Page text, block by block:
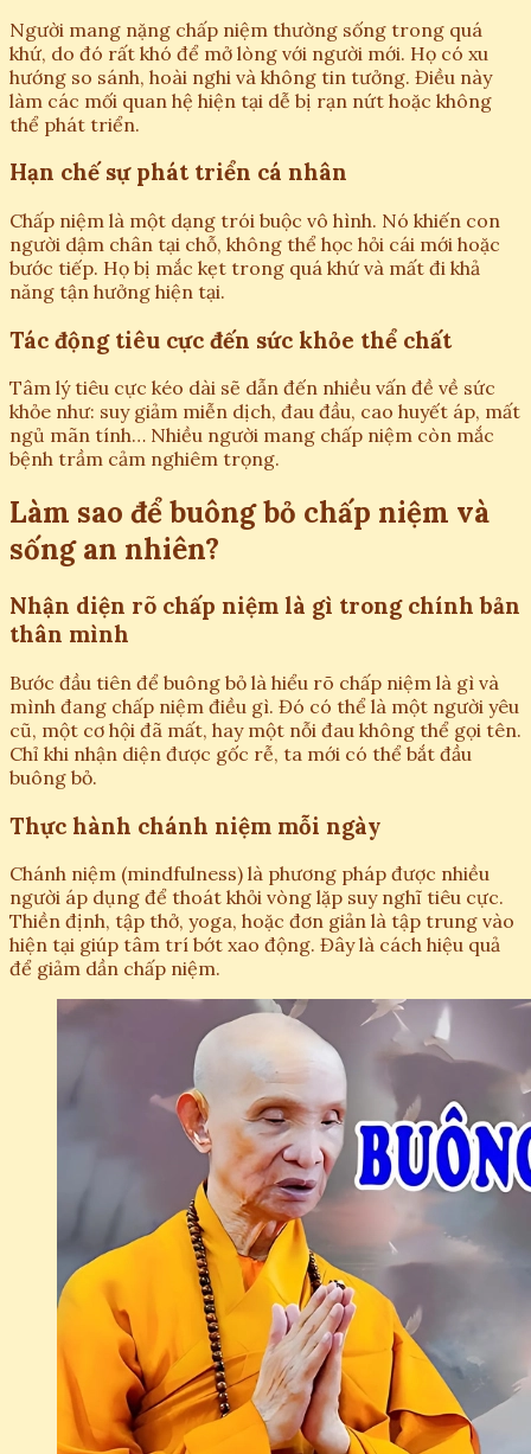
Người mang nặng chấp niệm thường sống trong quá
khứ, do đó rất khó để mở lòng với người mới. Họ có xu
hướng so sánh, hoài nghi và không tin tưởng. Điều này
làm các mối quan hệ hiện tại dễ bị rạn nứt hoặc không
thể phát triển.
Hạn chế sự phát triển cá nhân
Chấp niệm là một dạng trói buộc vô hình. Nó khiến con
người dậm chân tại chỗ, không thể học hỏi cái mới hoặc
bước tiếp. Họ bị mắc kẹt trong quá khứ và mất đi khả
năng tận hưởng hiện tại.
Tác động tiêu cực đến sức khỏe thể chất
Tâm lý tiêu cực kéo dài sẽ dẫn đến nhiều vấn đề về sức
khỏe như: suy giảm miễn dịch, đau đầu, cao huyết áp, mất
ngủ mãn tính… Nhiều người mang chấp niệm còn mắc
bệnh trầm cảm nghiêm trọng.
Làm sao để buông bỏ chấp niệm và
sống an nhiên?
Nhận diện rõ chấp niệm là gì trong chính bản
thân mình
Bước đầu tiên để buông bỏ là hiểu rõ chấp niệm là gì và
mình đang chấp niệm điều gì. Đó có thể là một người yêu
cũ, một cơ hội đã mất, hay một nỗi đau không thể gọi tên.
Chỉ khi nhận diện được gốc rễ, ta mới có thể bắt đầu
buông bỏ.
Thực hành chánh niệm mỗi ngày
Chánh niệm (mindfulness) là phương pháp được nhiều
người áp dụng để thoát khỏi vòng lặp suy nghĩ tiêu cực.
Thiền định, tập thở, yoga, hoặc đơn giản là tập trung vào
hiện tại giúp tâm trí bớt xao động. Đây là cách hiệu quả
để giảm dần chấp niệm.